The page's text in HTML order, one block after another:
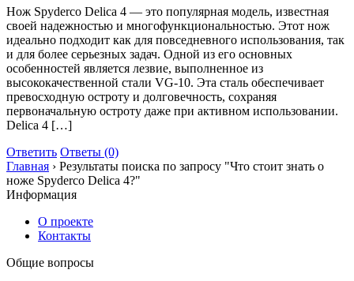
Нож Spyderco Delica 4 — это популярная модель, известная
своей надежностью и многофункциональностью. Этот нож
идеально подходит как для повседневного использования, так
и для более серьезных задач. Одной из его основных
особенностей является лезвие, выполненное из
высококачественной стали VG-10. Эта сталь обеспечивает
превосходную остроту и долговечность, сохраняя
первоначальную остроту даже при активном использовании.
Delica 4 […]
Ответить Ответы (0)
Главная › Результаты поиска по запросу "Что стоит знать о
ноже Spyderco Delica 4?"
Информация
О проекте
Контакты
Общие вопросы